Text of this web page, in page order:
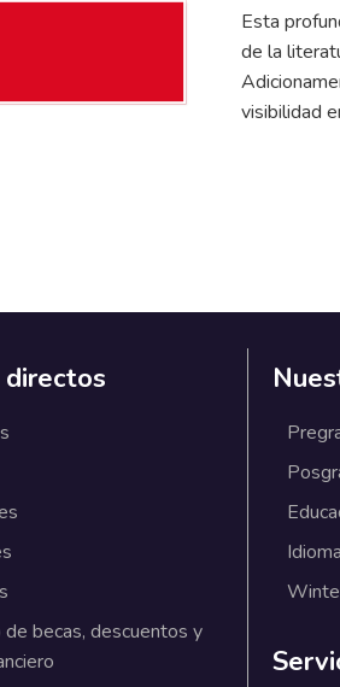
Esta
de la
visibilidad
directos
becas, descuentos y